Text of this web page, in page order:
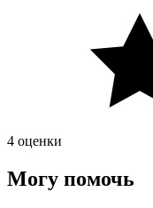
4 оценки
Могу помочь